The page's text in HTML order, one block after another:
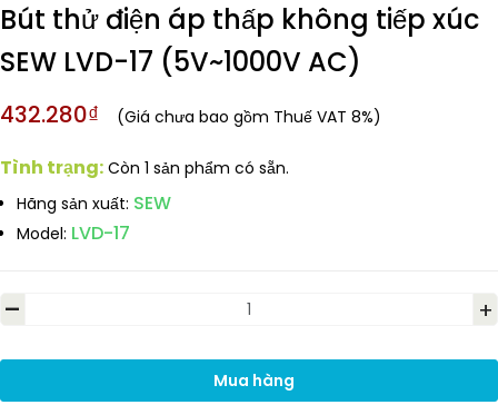
Bút thử điện áp thấp không tiếp xúc
SEW LVD-17 (5V~1000V AC)
432.280₫ (Giá chưa bao gồm Thuế VAT 8%)
Tình trạng: Còn 1 sản phẩm có sẵn.
Hãng sản xuất: SEW
Model: LVD-17
- +
Mua hàng